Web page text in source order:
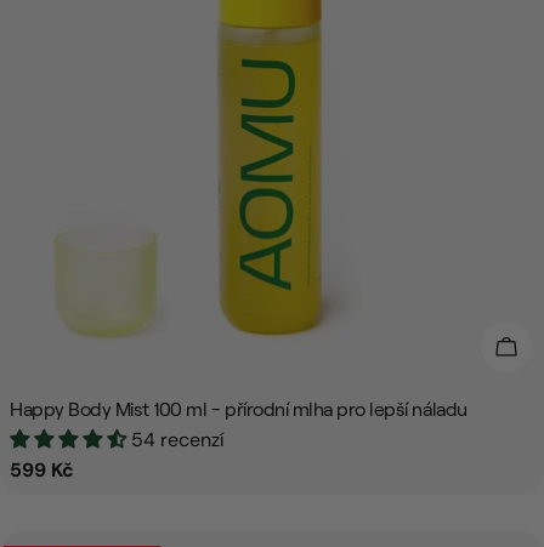
Happy Body Mist 100 ml - přírodní mlha pro lepší náladu
54 recenzí
Běžná
599 Kč